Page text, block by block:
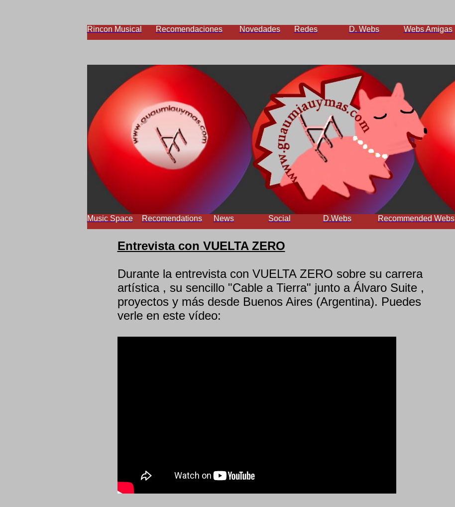
Rincon Musical Recomendaciones Novedades Redes D. Webs Webs Amigas
Music Space Recomendations News Social D.Webs Recommended Webs
Entrevista con VUELTA ZERO
Durante la entrevista con VUELTA ZERO sobre su carrera
artística , su sencillo "Cable a Tierra" junto a Álvaro Suite ,
proyectos y más desde Buenos Aires (Argentina). Puedes
verle en este vídeo: